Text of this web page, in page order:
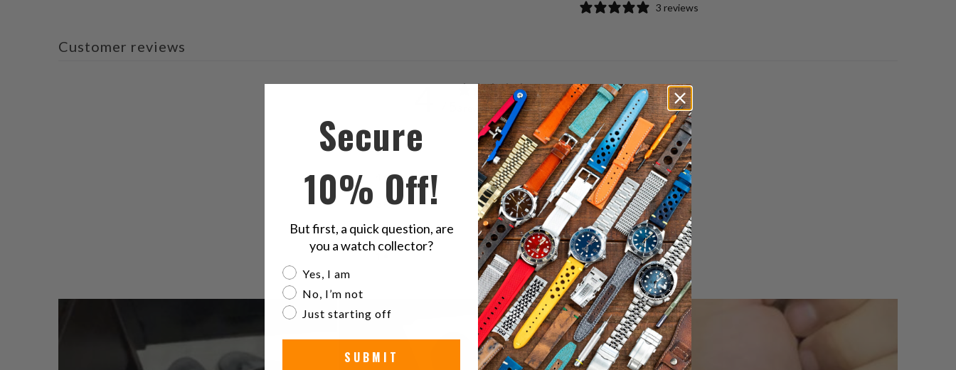
3 reviews
Customer reviews
3 reviews
5 33%
33%
33%
2
0%
0%
Secure
10% Off!
But first, a quick question, are
you a watch collector?
Are you a watch collector?
Yes, I am
No, I’m not
Just starting off
SUBMIT